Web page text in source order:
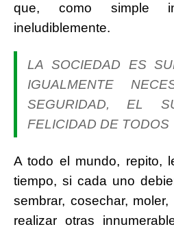
que, como simple
ineludiblemente.
LA SOCIEDAD ES
IGUALMENTE
SEGURIDAD, EL
FELICIDAD DE TODOS
A todo el mundo, repito,
tiempo, si cada uno
sembrar, cosechar,
realizar otras